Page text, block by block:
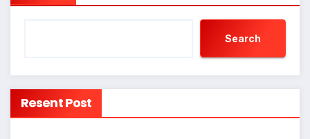
Search
Resent Post